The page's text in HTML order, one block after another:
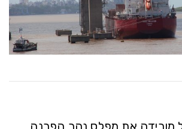
מורידה את מפלס נהר הפרנה